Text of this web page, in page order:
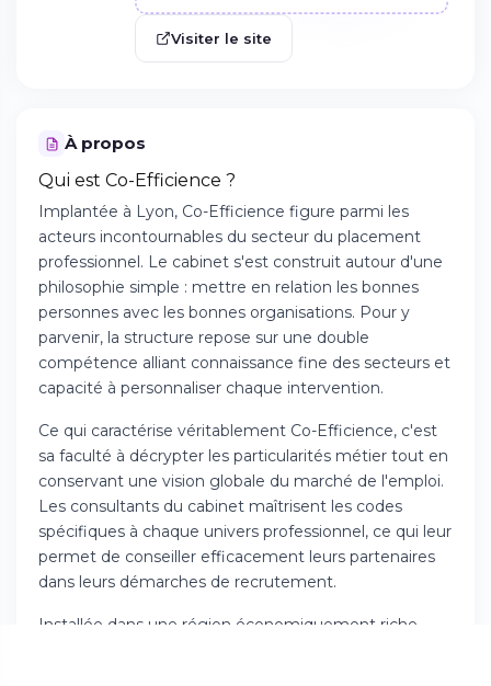
Visiter le site
À propos
Qui est Co-Efficience ?
Implantée à Lyon, Co-Efficience figure parmi les
acteurs incontournables du secteur du placement
professionnel. Le cabinet s'est construit autour d'une
philosophie simple : mettre en relation les bonnes
personnes avec les bonnes organisations. Pour y
parvenir, la structure repose sur une double
compétence alliant connaissance fine des secteurs et
capacité à personnaliser chaque intervention.
Ce qui caractérise véritablement Co-Efficience, c'est
sa faculté à décrypter les particularités métier tout en
conservant une vision globale du marché de l'emploi.
Les consultants du cabinet maîtrisent les codes
spécifiques à chaque univers professionnel, ce qui leur
permet de conseiller efficacement leurs partenaires
dans leurs démarches de recrutement.
Installée dans une région économiquement riche,